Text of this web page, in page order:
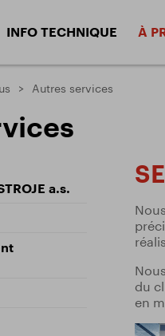
Fraises à
INFO TECHNIQUE À
a.s.
Autres services
a.s.
du
en